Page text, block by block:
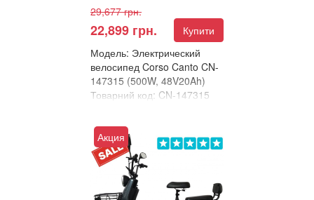
29,677 грн.
22,899 грн.
Купити
Модель: Электрический
велосипед Corso Canto CN-
147315 (500W, 48V20Ah)
Товарний код: CN-147315
Порівняти
Електричний велосипед
Corso Canto – потужність і
комфорт у кожній поїздці
Corso Canto – ц...
Акция